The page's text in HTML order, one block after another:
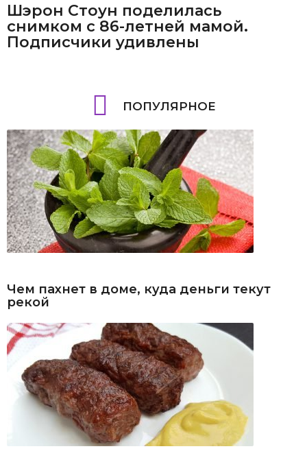
Шэрон Стоун поделилась
снимком с 86-летней мамой.
Подписчики удивлены
ПОПУЛЯРНОЕ
Чем пахнет в доме, куда деньги текут
рекой